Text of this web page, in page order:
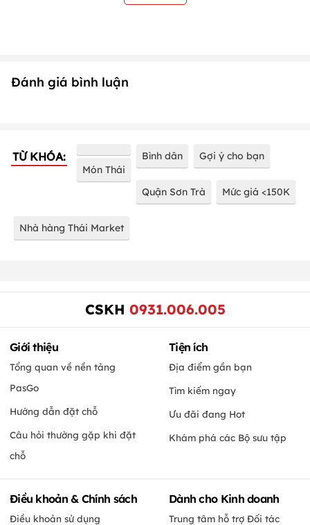
Đánh giá bình luận
TỪ KHÓA:
Món Thái
Bình dân Gợi ý cho bạn
Quận Sơn Trà Mức giá <150K
Nhà hàng Thái Market
CSKH 0931.006.005
Giới thiệu
Tổng quan về nền tảng
PasGo
Hướng dẫn đặt chỗ
Câu hỏi thường gặp khi đặt
chỗ
Tiện ích
Địa điểm gần bạn
Tìm kiếm ngay
Ưu đãi đang Hot
Khám phá các Bộ sưu tập
Điều khoản & Chính sách
Điều khoản sử dụng
Dành cho Kinh doanh
Trung tâm hỗ trợ Đối tác